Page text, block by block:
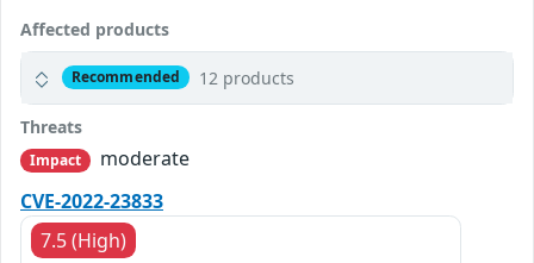
Affected products
Recommended 12 products
Threats
Impact
moderate
CVE-2022-23833
7.5 (High)